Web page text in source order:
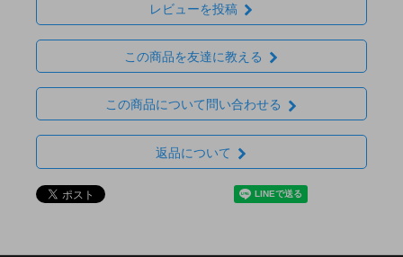
レビューを投稿
この商品を友達に教える
この商品について問い合わせる
返品について